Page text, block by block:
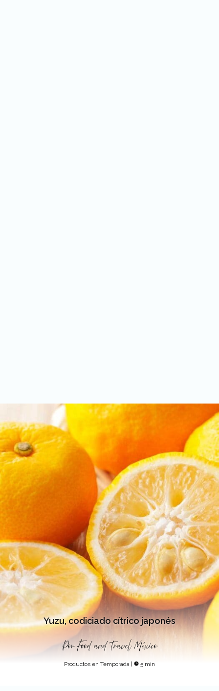
Yuzu, codiciado cítrico japonés
Por Food and Travel México
Productos en Temporada 5 min